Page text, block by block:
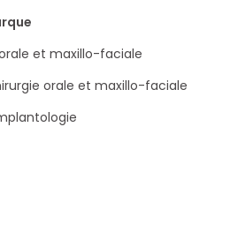
et maxillo-faciale
orale et maxillo-faciale